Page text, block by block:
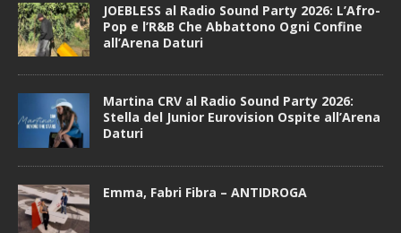
JOEBLESS al Radio Sound Party 2026: L’Afro-
Pop e l’R&B Che Abbattono Ogni Confine
all’Arena Daturi
Martina CRV al Radio Sound Party 2026:
Stella del Junior Eurovision Ospite all’Arena
Daturi
Emma, Fabri Fibra – ANTIDROGA